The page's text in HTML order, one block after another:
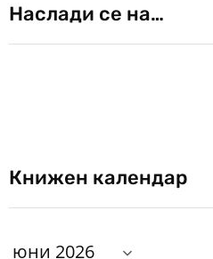
Наслади се на…
Книжен календар